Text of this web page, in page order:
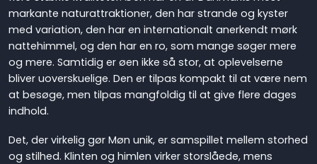
markante naturattraktioner, den har strande og kyster
med variation, den har en internationalt anerkendt mørk
nattehimmel, og den har en ro, som mange søger mere
og mere. Samtidig er øen ikke så stor, at oplevelserne
bliver uoverskuelige. Den er tilpas kompakt til at være nem
at besøge, men tilpas mangfoldig til at give flere dages
indhold.
Det, der virkelig gør Møn unik, er samspillet mellem storhed
og stilhed. Klinten og himlen virker storslåede, mens